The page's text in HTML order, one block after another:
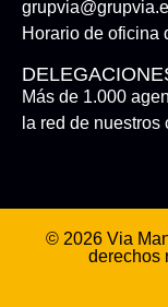
Horario de oficina
Más de 1.000
la red de
© 2026 Via
derechos